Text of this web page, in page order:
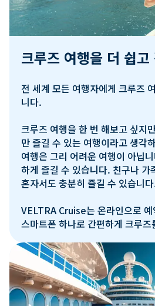
크루즈 여행을 더 쉽고
전 세계 모든 여행자에게 크루즈
니다.
크루즈 여행을 한 번 해보고 싶지
만 즐길 수 있는 여행이라고 생각
여행은 그리 어려운 여행이 아닙
하게 즐길 수 있습니다. 친구나 가
혼자서도 충분히 즐길 수 있습니
VELTRA Cruise는 온라인으로
스마트폰 하나로 간편하게 크루